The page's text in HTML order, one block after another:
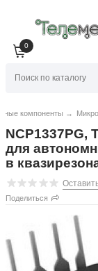
0
компоненты →
для
в
Поделиться